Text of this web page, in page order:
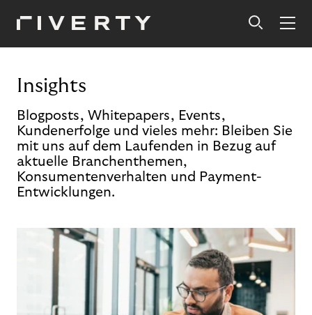
Insights
Blogposts, Whitepapers, Events,
Kundenerfolge und vieles mehr: Bleiben Sie
mit uns auf dem Laufenden in Bezug auf
aktuelle Branchenthemen,
Konsumentenverhalten und Payment-
Entwicklungen.